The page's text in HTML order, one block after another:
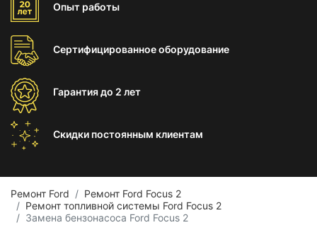
Опыт работы
Сертифицированноеоборудование
Гарантиядо 2 лет
Скидки постоянным клиентам
Ремонт Ford
Ремонт Ford Focus 2
Ремонт топливной системы Ford Focus 2
Замена бензонасоса Ford Focus 2